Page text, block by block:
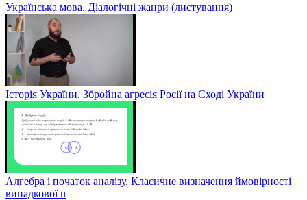
Українська мова. Діалогічні жанри (листування)
Історія України. Збройна агресія Росії на Сході України
Алгебра і початок аналізу. Класичне визначення ймовірності
випадкової n